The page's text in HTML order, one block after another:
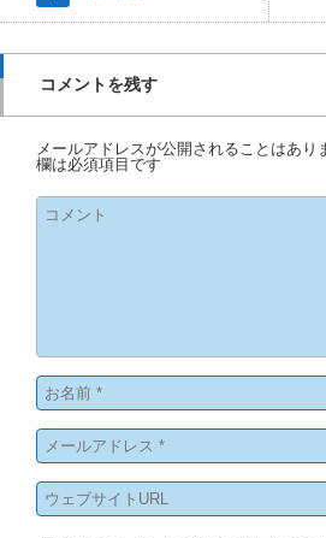
コメントを残す
メールアドレスが公開されることはあり
欄は必須項目です